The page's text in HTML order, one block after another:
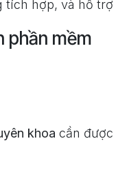
tích hợp, và hỗ
phần mềm
khoa cần được